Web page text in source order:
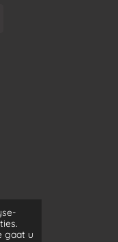
gaat u